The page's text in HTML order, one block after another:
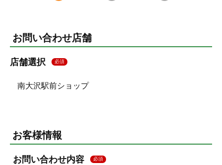
お問い合わせ店舗
店舗選択 必須
南大沢駅前ショップ
お客様情報
お問い合わせ内容 必須